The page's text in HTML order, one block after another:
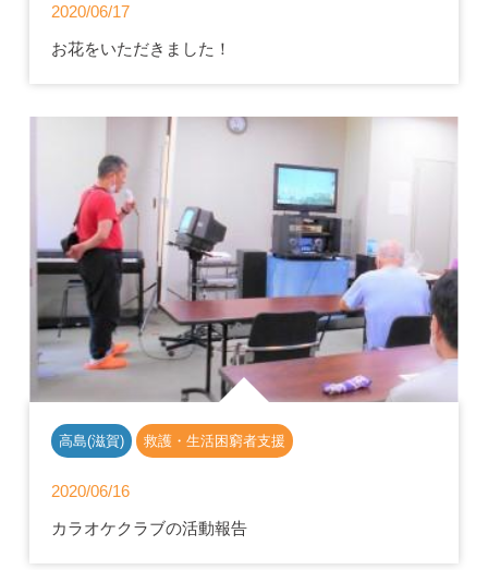
2020/06/17
お花をいただきました！
高島(滋賀) 救護・生活困窮者支援
2020/06/16
カラオケクラブの活動報告